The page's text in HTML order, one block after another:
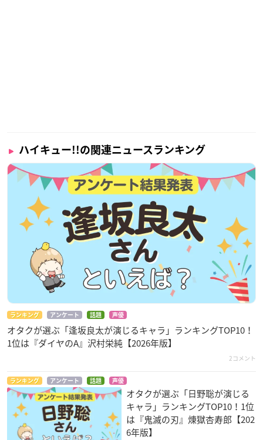
ハイキュー!!の関連ニュースランキング
ランキング アンケート 話題 声優
オタクが選ぶ「逢坂良太が演じるキャラ」ランキングTOP10！
1位は『ダイヤのA』沢村栄純【2026年版】
2コメント
ランキング アンケート 話題 声優
オタクが選ぶ「日野聡が演じる
キャラ」ランキングTOP10！1位
は『鬼滅の刃』煉󠄁獄杏寿郎【202
6年版】